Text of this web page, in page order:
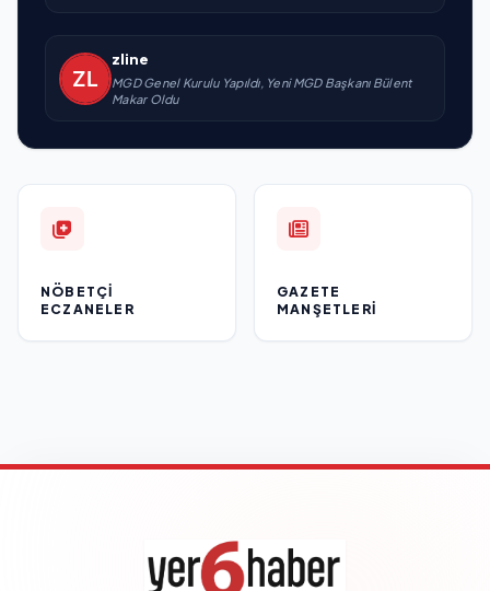
zline
MGD Genel Kurulu Yapıldı, Yeni MGD Başkanı Bülent
Makar Oldu
NÖBETÇI
ECZANELER
GAZETE
MANŞETLERI